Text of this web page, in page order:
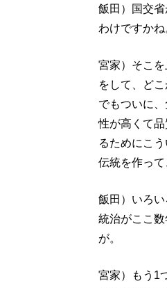
飯田）国交
わけですかね
宮家）そこ
をして、ど
でもついに
性が高くて
るためにこ
伝統を作っ
飯田）いろ
統治がここ
が。
宮家）もう1